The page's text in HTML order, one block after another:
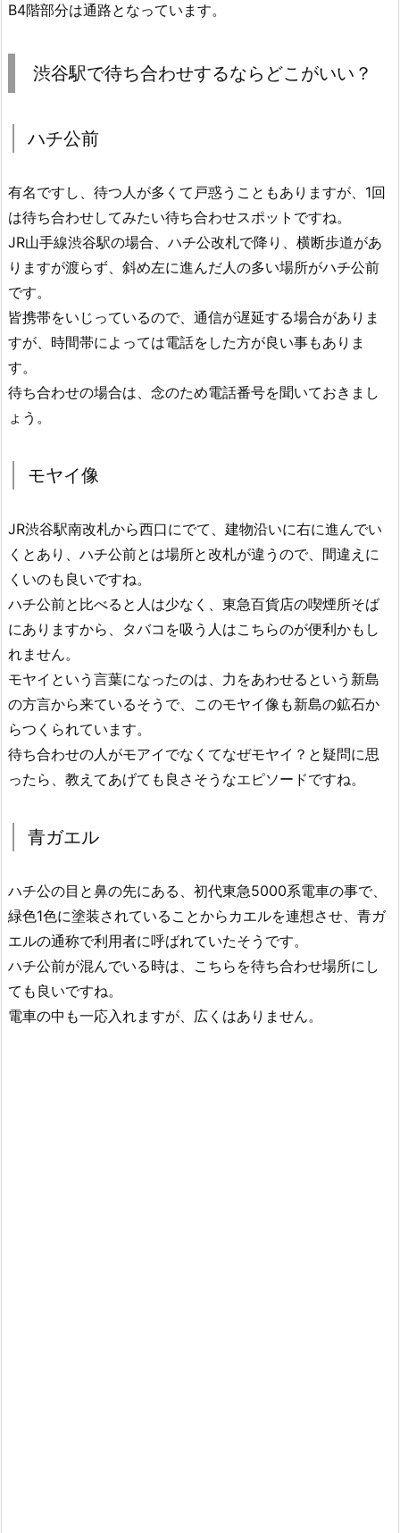
B4階部分は通路となっています。
渋谷駅で待ち合わせするならどこがいい？
ハチ公前
有名ですし、待つ人が多くて戸惑うこともありますが、1回
は待ち合わせしてみたい待ち合わせスポットですね。
JR山手線渋谷駅の場合、ハチ公改札で降り、横断歩道があ
りますが渡らず、斜め左に進んだ人の多い場所がハチ公前
です。
皆携帯をいじっているので、通信が遅延する場合がありま
すが、時間帯によっては電話をした方が良い事もありま
す。
待ち合わせの場合は、念のため電話番号を聞いておきまし
ょう。
モヤイ像
JR渋谷駅南改札から西口にでて、建物沿いに右に進んでい
くとあり、ハチ公前とは場所と改札が違うので、間違えに
くいのも良いですね。
ハチ公前と比べると人は少なく、東急百貨店の喫煙所そば
にありますから、タバコを吸う人はこちらのが便利かもし
れません。
モヤイという言葉になったのは、力をあわせるという新島
の方言から来ているそうで、このモヤイ像も新島の鉱石か
らつくられています。
待ち合わせの人がモアイでなくてなぜモヤイ？と疑問に思
ったら、教えてあげても良さそうなエピソードですね。
青ガエル
ハチ公の目と鼻の先にある、初代東急5000系電車の事で、
緑色1色に塗装されていることからカエルを連想させ、青ガ
エルの通称で利用者に呼ばれていたそうです。
ハチ公前が混んでいる時は、こちらを待ち合わせ場所にし
ても良いですね。
電車の中も一応入れますが、広くはありません。